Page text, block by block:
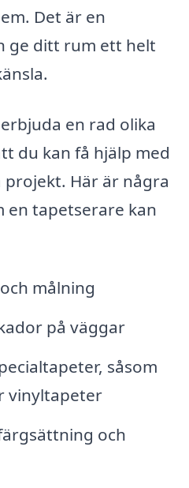
Det är en
ge ditt rum ett helt
en rad olika
du kan få hjälp med
projekt. Här är några
en tapetserare kan
målning
på väggar
såsom
vinyltapeter
och